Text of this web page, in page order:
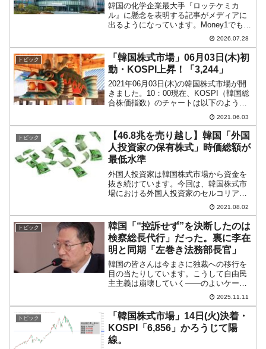
韓国の化学企業最大手『ロッテケミカ
ル』に懸念を表明する記事がメディアに
出るようになっています。Money1でも先
にご紹介したとおり、2024年にはコベナ
ント・ブリーチ（Covenant Breach：財
務特約違反）を発生させて※「ロッテグ
ル...
2026.07.28
トピック
「韓国株式市場」06月03日(木)初
動・KOSPI上昇！「3,244」
2021年06月03日(木)の韓国株式市場が開
きました。10：00現在、KOSPI（韓国総
合株価指数）のチャートは以下のように
『Investing.com』より引用）。KOSPIは
上昇しています。ローソク足の実体線
で...
2021.06.03
トピック
【46.8兆を売り越し】韓国「外国
人投資家の保有株式」時価総額が
最低水準
外国人投資家は韓国株式市場から資金を
抜き続けています。今回は、韓国株式市
場における外国人投資家のセルコリア
（韓国売り）がいかに凄まじいものかを
示すデータをご紹介します。「韓国取引
所」によれば、2020年02月24日、韓国株
式市場において外国...
2021.08.02
トピック
韓国「“控訴せず”を決断したのは
検察総長代行」だった。裏に李在
明と同期「左巻き法務部長官」
韓国の皆さんは今まさに独裁への移行を
目の当たりしています。こうして自由民
主主義は崩壊していく――のよいケース
スタディーになっているのです。先にご
紹介した、韓国大統領に成りおおせた李
在明（イ・ジェミョン）さんにつながる
「大庄洞テジャンドン開発...
2025.11.11
トピック
「韓国株式市場」14日(火)決着・
KOSPI「6,856」かろうじて陽
線。